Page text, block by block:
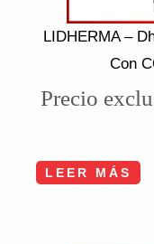
LIDHERMA –
Con
Precio
LEER MÁS